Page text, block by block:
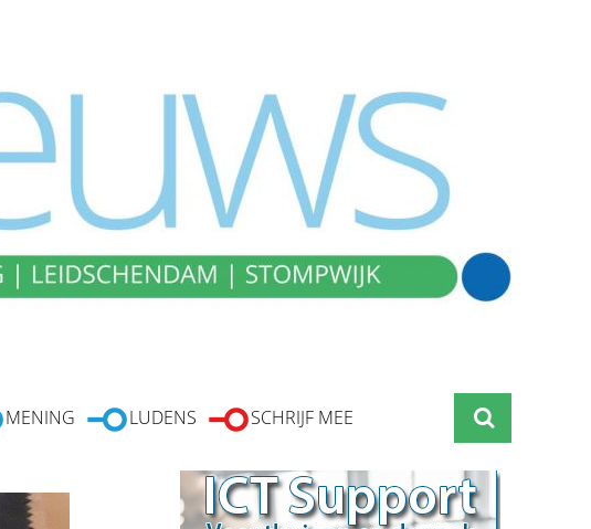
MENING LUDENS SCHRIJF MEE